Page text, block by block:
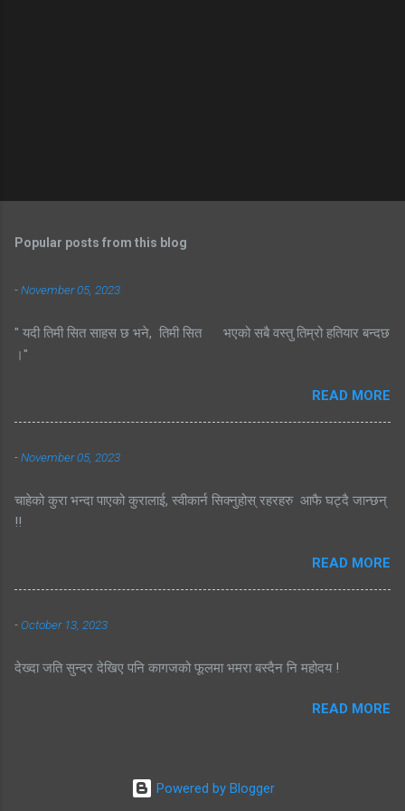
Popular posts from this blog
-November 05, 2023
" यदी तिमी सित साहस छ भने, तिमी सित भएको सबै वस्तु तिम्रो हतियार बन्दछ
।"
READ MORE
-November 05, 2023
चाहेको कुरा भन्दा पाएको कुरालाई, स्वीकार्न सिक्नुहोस् रहरहरु आफै घट्दै जान्छन्
!!
READ MORE
-October 13, 2023
देख्दा जति सुन्दर देखिए पनि कागजको फूलमा भमरा बस्दैन नि महोदय !
READ MORE
Powered by Blogger